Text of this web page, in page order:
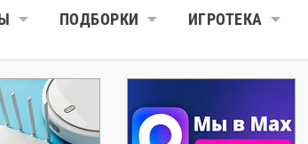
ПОДБОРКИ ИГРОТЕКА